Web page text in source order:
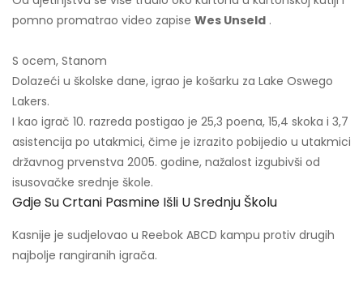
pomno promatrao video zapise Wes Unseld .
S ocem, Stanom
Dolazeći u školske dane, igrao je košarku za Lake Oswego
Lakers.
I kao igrač 10. razreda postigao je 25,3 poena, 15,4 skoka i 3,7
asistencija po utakmici, čime je izrazito pobijedio u utakmici
državnog prvenstva 2005. godine, nažalost izgubivši od
isusovačke srednje škole.
Gdje Su Crtani Pasmine Išli U Srednju Školu
Kasnije je sudjelovao u Reebok ABCD kampu protiv drugih
najbolje rangiranih igrača.